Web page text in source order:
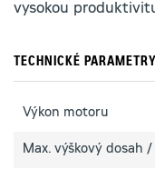
vysokou
TECHNICKÉ PARAMETRY
Výkon motoru
Max. výškový dosah /